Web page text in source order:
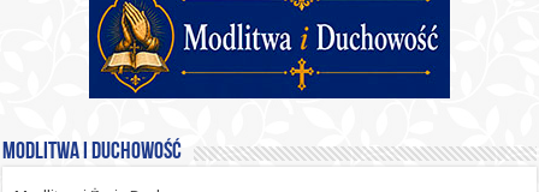
Modlitwa i Duchowość